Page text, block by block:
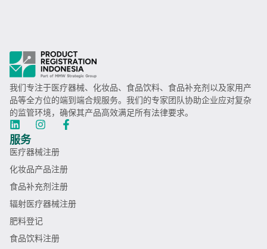
我们专注于医疗器械、化妆品、食品饮料、食品补充剂以及家用产
品等全方位的端到端合规服务。我们的专家团队协助企业应对复杂
的监管环境，确保其产品高效满足所有法律要求。
服务
医疗器械注册
化妆品产品注册
食品补充剂注册
辐射医疗器械注册
肥料登记
食品饮料注册